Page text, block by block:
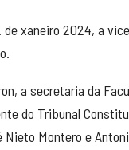
de xaneiro 2024, a
a secretaria da
do Tribunal
Montero e